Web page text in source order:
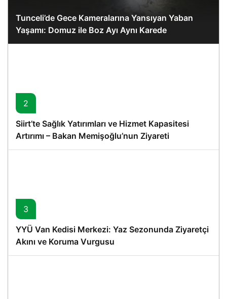
Tunceli’de Gece Kameralarına Yansıyan Yaban
Yaşamı: Domuz ile Boz Ayı Aynı Karede
2
Siirt’te Sağlık Yatırımları ve Hizmet Kapasitesi
Artırımı – Bakan Memişoğlu’nun Ziyareti
3
YYÜ Van Kedisi Merkezi: Yaz Sezonunda Ziyaretçi
Akını ve Koruma Vurgusu